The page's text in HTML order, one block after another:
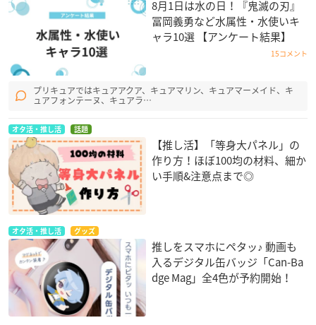
8月1日は水の日！『鬼滅の刃』
冨岡義勇など水属性・水使いキ
ャラ10選 【アンケート結果】
15コメント
プリキュアではキュアアクア、キュアマリン、キュアマーメイド、キ
ュアフォンテーヌ、キュアラ…
オタ活・推し活 話題
【推し活】「等身大パネル」の
作り方！ほぼ100均の材料、細か
い手順&注意点まで◎
オタ活・推し活 グッズ
推しをスマホにペタッ♪ 動画も
入るデジタル缶バッジ「Can-Ba
dge Mag」全4色が予約開始！